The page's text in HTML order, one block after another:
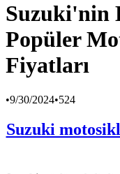
Suzuki'nin
Popüler
Fiyatları
•9/30/2024•524
Suzuki